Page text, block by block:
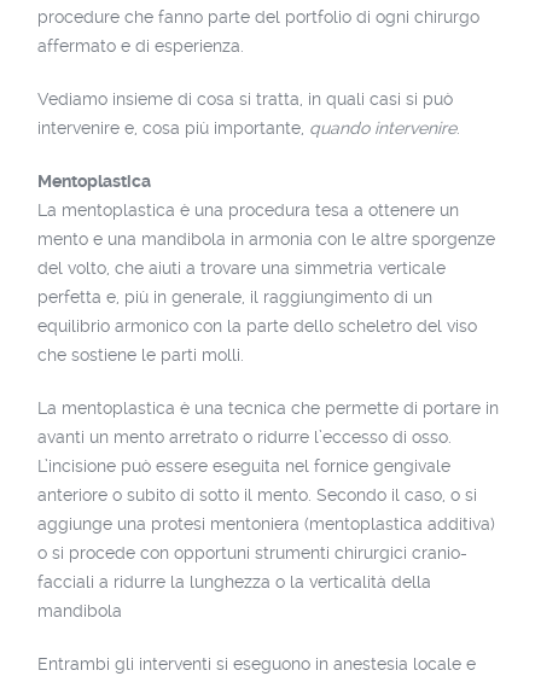
procedure che fanno parte del portfolio di ogni chirurgo
affermato e di esperienza.
Vediamo insieme di cosa si tratta, in quali casi si può
intervenire e, cosa più importante, quando intervenire.
Mentoplastica
La mentoplastica è una procedura tesa a ottenere un
mento e una mandibola in armonia con le altre sporgenze
del volto, che aiuti a trovare una simmetria verticale
perfetta e, più in generale, il raggiungimento di un
equilibrio armonico con la parte dello scheletro del viso
che sostiene le parti molli.
La mentoplastica è una tecnica che permette di portare in
avanti un mento arretrato o ridurre l’eccesso di osso.
L’incisione può essere eseguita nel fornice gengivale
anteriore o subito di sotto il mento. Secondo il caso, o si
aggiunge una protesi mentoniera (mentoplastica additiva)
o si procede con opportuni strumenti chirurgici cranio-
facciali a ridurre la lunghezza o la verticalità della
mandibola
Entrambi gli interventi si eseguono in anestesia locale e